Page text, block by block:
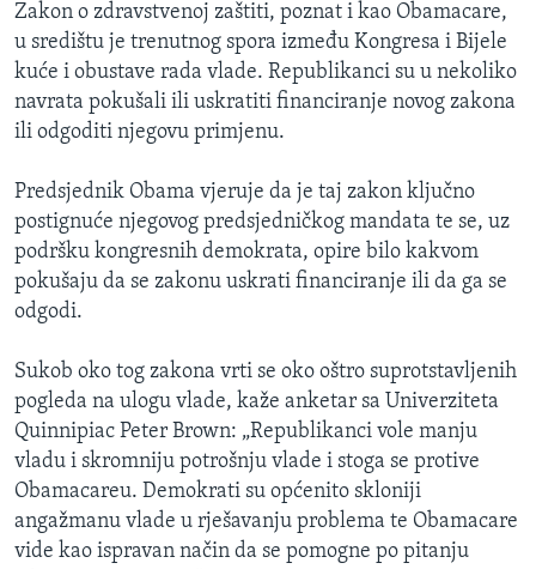
Zakon o zdravstvenoj zaštiti, poznat i kao Obamacare,
u središtu je trenutnog spora između Kongresa i Bijele
kuće i obustave rada vlade. Republikanci su u nekoliko
navrata pokušali ili uskratiti financiranje novog zakona
ili odgoditi njegovu primjenu.
Predsjednik Obama vjeruje da je taj zakon ključno
postignuće njegovog predsjedničkog mandata te se, uz
podršku kongresnih demokrata, opire bilo kakvom
pokušaju da se zakonu uskrati financiranje ili da ga se
odgodi.
Sukob oko tog zakona vrti se oko oštro suprotstavljenih
pogleda na ulogu vlade, kaže anketar sa Univerziteta
Quinnipiac Peter Brown: „Republikanci vole manju
vladu i skromniju potrošnju vlade i stoga se protive
Obamacareu. Demokrati su općenito skloniji
angažmanu vlade u rješavanju problema te Obamacare
vide kao ispravan način da se pomogne po pitanju